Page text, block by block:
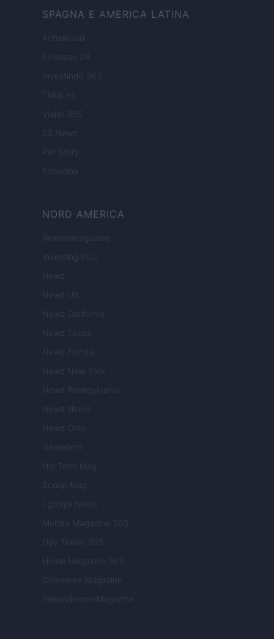
SPAGNA E AMERICA LATINA
Actualidad
Finanzas 24
Investindo 365
Think.es
Viajar 365
ES Newz
Pet Story
Encocina
NORD AMERICA
Womanmagazine
Investing Plus
Newz
Newz US
Newz California
Newz Texas
Newz Florida
Newz New York
Newz Pennsylvania
Newz Illinois
Newz Ohio
Gameland
Hig Tech Mag
Scoop Mag
Lgbtqia News
Motors Magazine 365
Day Travel 365
Home Magazine 365
Cineverse Magazine
SecondHomeMagazine